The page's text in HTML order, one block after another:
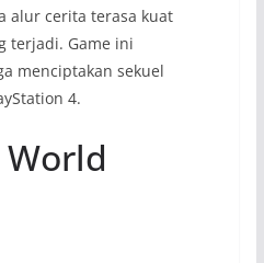
alur cerita terasa kuat
terjadi. Game ini
menciptakan sekuel
4.